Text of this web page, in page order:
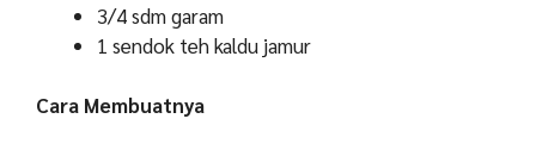
3/4 sdm garam
1 sendok teh kaldu jamur
Cara Membuatnya